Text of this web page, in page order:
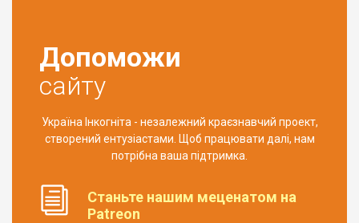
Допоможи
сайту
Україна Інкогніта - незалежний краєзнавчий проект,
створений ентузіастами. Щоб працювати далі, нам
потрібна ваша підтримка.
Станьте нашим меценатом на
Patreon